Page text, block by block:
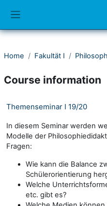
Home Fakultät I
Course information
Themenseminar I 19/20
In diesem Seminar werden
Modelle der
Fragen:
Wie kann die Balance
Schülerorientierung
Welche
etc. gibt es?